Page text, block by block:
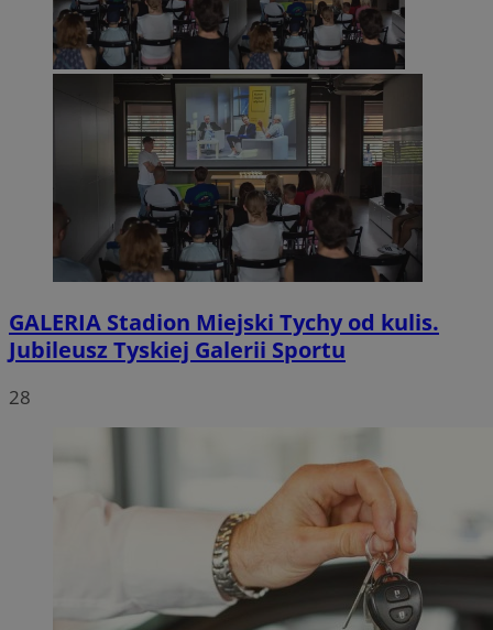
GALERIA Stadion Miejski Tychy od kulis.
Jubileusz Tyskiej Galerii Sportu
28